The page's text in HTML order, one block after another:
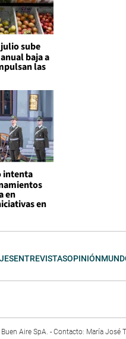
julio sube
baja a
las
intenta
en
en
ENTREVISTASOPINIÓN
Aire SpA. - Contacto: María José